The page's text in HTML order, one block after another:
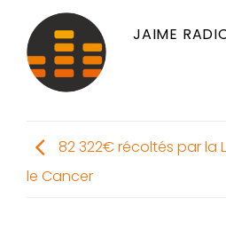
JAIME
82 322€ récoltés par la
le Cancer